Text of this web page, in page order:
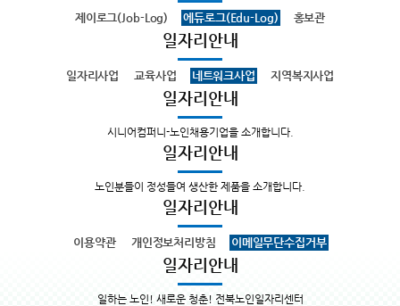
제이로그(Job-Log) 에듀로그(Edu-Log) 홍보관
일자리안내
일자리사업 교육사업 네트워크사업 지역복지사업
일자리안내
시니어컴퍼니-노인채용기업을 소개합니다.
일자리안내
노인분들이 정성들여 생산한 제품을 소개합니다.
일자리안내
이용약관 개인정보처리방침 이메일무단수집거부
일자리안내
일하는 노인! 새로운 청춘! 전북노인일자리센터